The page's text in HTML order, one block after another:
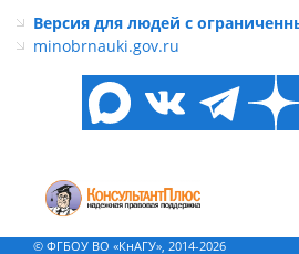
Версия для людей с
minobrnauki.gov.ru
© ФГБОУ ВО «КнАГУ», 2014-2026